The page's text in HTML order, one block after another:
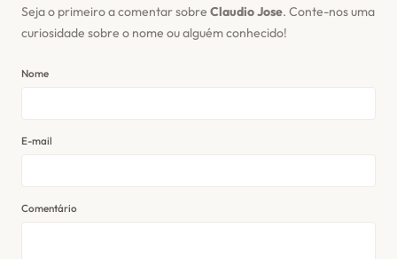
Seja o primeiro a comentar sobre Claudio Jose. Conte-nos uma
curiosidade sobre o nome ou alguém conhecido!
Nome
E-mail
Comentário